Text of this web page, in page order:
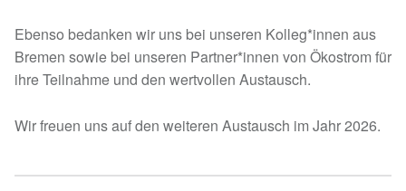
Ebenso bedanken wir uns bei unseren Kolleg*innen aus
Bremen sowie bei unseren Partner*innen von Ökostrom für
ihre Teilnahme und den wertvollen Austausch.
Wir freuen uns auf den weiteren Austausch im Jahr 2026.